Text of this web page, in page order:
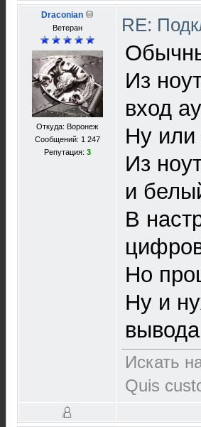
Draconian
Ветеран
Откуда: Воронеж
Сообщений: 1 247
Репутация: 3
RE:
Из
вход
Ну
Из
и
В
Но
Ну и
Искать
Quis